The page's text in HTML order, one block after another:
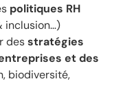
politiques RH
inclusion…)
desstratégies
et des
biodiversité,